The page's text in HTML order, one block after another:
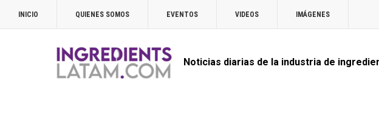
INICIO QUIENES SOMOS EVENTOS VIDEOS IMÁGENES
Noticias diarias de la industria de